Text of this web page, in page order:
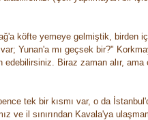
köfte yemeye gelmiştik, birden
Yunan'a mı geçsek bir?"
edebilirsiniz. Biraz zaman alır, ama
tek bir kısmı var, o da
ve il sınırından Kavala'ya